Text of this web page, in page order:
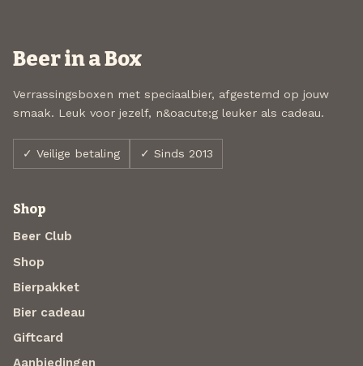
Beer in a Box
Verrassingsboxen met speciaalbier, afgestemd op jouw
smaak. Leuk voor jezelf, n&oacute;g leuker als cadeau.
✓ Veilige betaling ✓ Sinds 2013
Shop
Beer Club
Shop
Bierpakket
Bier cadeau
Giftcard